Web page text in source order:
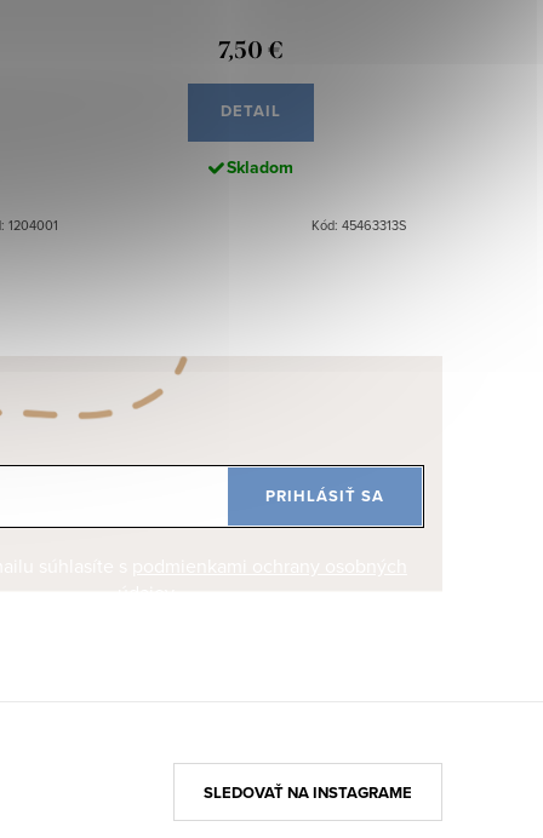
1204001
7,50 €
DETAIL
Skladom
Kód: 45463313S
PRIHLÁSIŤ SA
SLEDOVAŤ NA INSTAGRAME